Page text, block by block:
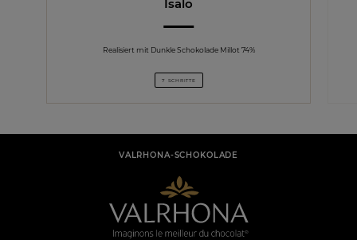
Isalo
Realisiert mit Dunkle Schokolade Millot 74%
7 SCHRITTE
VALRHONA-SCHOKOLADE